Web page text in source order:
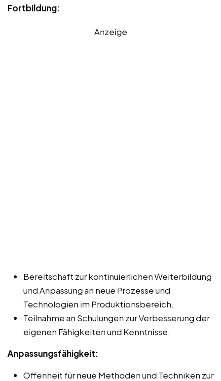
Fortbildung:
Anzeige
Bereitschaft zur kontinuierlichen Weiterbildung
und Anpassung an neue Prozesse und
Technologien im Produktionsbereich.
Teilnahme an Schulungen zur Verbesserung der
eigenen Fähigkeiten und Kenntnisse.
Anpassungsfähigkeit:
Offenheit für neue Methoden und Techniken zur